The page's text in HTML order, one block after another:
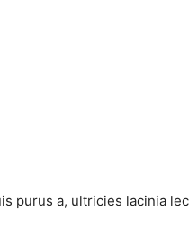
purus a, ultricies lacinia